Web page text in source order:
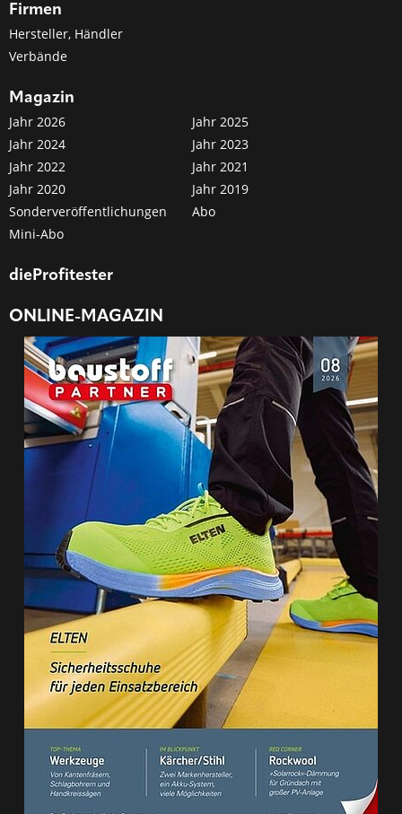
Firmen
Hersteller, Händler
Verbände
Magazin
Jahr 2026
Jahr 2025
Jahr 2024
Jahr 2023
Jahr 2022
Jahr 2021
Jahr 2020
Jahr 2019
Sonderveröffentlichungen
Abo
Mini-Abo
dieProfitester
ONLINE-MAGAZIN